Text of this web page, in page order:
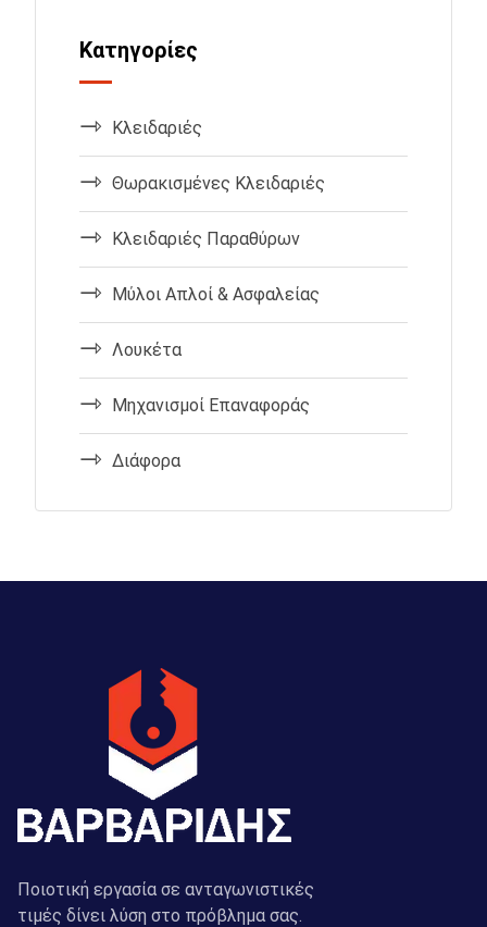
Κατηγορίες
Κλειδαριές
Θωρακισμένες Κλειδαριές
Κλειδαριές Παραθύρων
Μύλοι Απλοί & Ασφαλείας
Λουκέτα
Μηχανισμοί Επαναφοράς
Διάφορα
Ποιοτική εργασία σε ανταγωνιστικές
τιμές δίνει λύση στο πρόβλημα σας.